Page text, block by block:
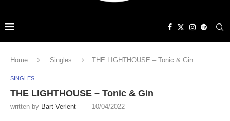
Home Singles THE LIGHTHOUSE – Tonic & Gin
SINGLES
THE LIGHTHOUSE – Tonic & Gin
written by Bart Verlent 10/04/2022